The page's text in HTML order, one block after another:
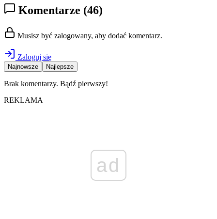
Komentarze (46)
Musisz być zalogowany, aby dodać komentarz.
Zaloguj się
Najnowsze Najlepsze
Brak komentarzy. Bądź pierwszy!
REKLAMA
ad